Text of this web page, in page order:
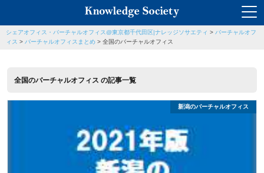
シェアオフィス・バーチャルオフィス@東京都千代田区|ナレッジソサエティ > バーチャルオフ
ィス > バーチャルオフィスまとめ > 全国のバーチャルオフィス
全国のバーチャルオフィス の記事一覧
新潟のバーチャルオフィス